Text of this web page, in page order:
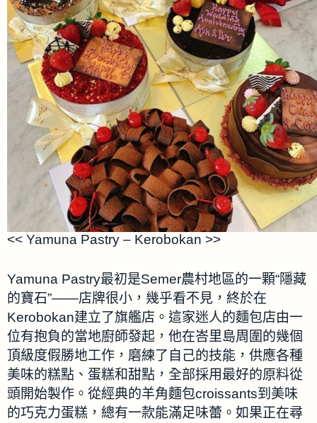
<< Yamuna Pastry – Kerobokan >>
Yamuna Pastry最初是Semer農村地區的一顆“隱藏
的寶石”——店牌很小，幾乎看不見，終於在
Kerobokan建立了旗艦店。這家迷人的麵包店由一
位有抱負的當地廚師發起，他在峇里島周圍的幾個
頂級度假勝地工作，磨練了自己的技能，供應各種
美味的糕點、蛋糕和甜點，全部採用最好的原料從
頭開始製作。從經典的羊角麵包croissants到美味
的巧克力蛋糕，總有一款能滿足味蕾。如果正在尋